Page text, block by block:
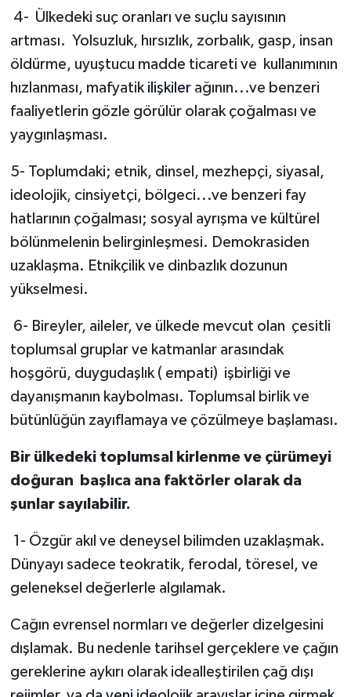
4- Ülkedeki suç oranları ve suçlu sayısının
artması. Yolsuzluk, hırsızlık, zorbalık, gasp, insan
öldürme, uyuştucu madde ticareti ve kullanımının
hızlanması, mafyatik ilişkilerağının...ve benzeri
faaliyetlerin gözle görülür olarak çoğalması ve
yaygınlaşması.
5- Toplumdaki; etnik, dinsel, mezhepçi, siyasal,
ideolojik, cinsiyetçi, bölgeci...ve benzeri fay
hatlarının çoğalması; sosyal ayrışma ve kültürel
bölünmelenin belirginleşmesi. Demokrasiden
uzaklaşma. Etnikçilik ve dinbazlık dozunun
yükselmesi.
6- Bireyler, aileler, ve ülkede mevcut olan çesitli
toplumsal gruplar ve katmanlar arasındak
hoşgörü, duygudaşlık ( empati) işbirliği ve
dayanışmanın kaybolması. Toplumsal birlik ve
bütünlüğün zayıflamaya ve çözülmeye başlaması.
Bir ülkedeki toplumsal kirlenme ve çürümeyi
doĝuran başlıca ana faktörler olarak da
şunlar sayılabilir.
1- Özgür akıl ve deneysel bilimden uzaklaşmak.
Dünyayı sadece teokratik, ferodal, töresel, ve
geleneksel değerlerle algılamak.
Cağın evrensel normları ve değerler dizelgesini
dışlamak. Bu nedenle tarihsel gerçeklere ve çağın
gereklerine aykırı olarak idealleştirilen çağ dışı